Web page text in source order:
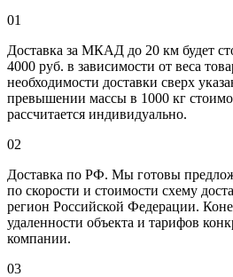
01
Доставка за МКАД до 20 км будет
4000 руб. в зависимости от веса
необходимости доставки сверх
превышении массы в 1000 кг
рассчитается индивидуально.
02
Доставка по РФ. Мы готовы
по скорости и стоимости схему
регион Российской Федерации.
удаленности объекта и тарифов
компании.
03